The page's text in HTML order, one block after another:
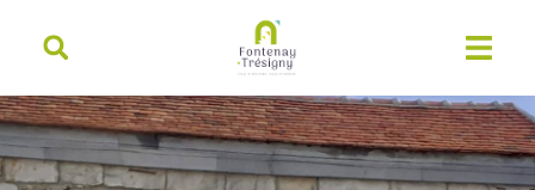
principal